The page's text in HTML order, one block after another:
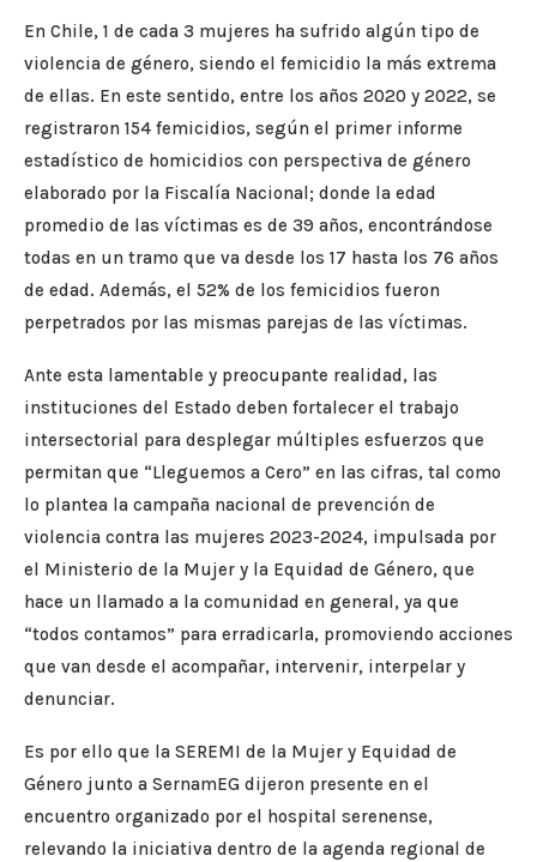
En Chile, 1 de cada 3 mujeres ha sufrido algún tipo de
violencia de género, siendo el femicidio la más extrema
de ellas. En este sentido, entre los años 2020 y 2022, se
registraron 154 femicidios, según el primer informe
estadístico de homicidios con perspectiva de género
elaborado por la Fiscalía Nacional; donde la edad
promedio de las víctimas es de 39 años, encontrándose
todas en un tramo que va desde los 17 hasta los 76 años
de edad. Además, el 52% de los femicidios fueron
perpetrados por las mismas parejas de las víctimas.
Ante esta lamentable y preocupante realidad, las
instituciones del Estado deben fortalecer el trabajo
intersectorial para desplegar múltiples esfuerzos que
permitan que “Lleguemos a Cero” en las cifras, tal como
lo plantea la campaña nacional de prevención de
violencia contra las mujeres 2023-2024, impulsada por
el Ministerio de la Mujer y la Equidad de Género, que
hace un llamado a la comunidad en general, ya que
“todos contamos” para erradicarla, promoviendo acciones
que van desde el acompañar, intervenir, interpelar y
denunciar.
Es por ello que la SEREMI de la Mujer y Equidad de
Género junto a SernamEG dijeron presente en el
encuentro organizado por el hospital serenense,
relevando la iniciativa dentro de la agenda regional de